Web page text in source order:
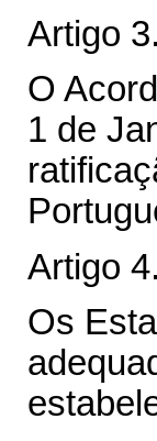
Artigo
O
1 de
Artigo
Os